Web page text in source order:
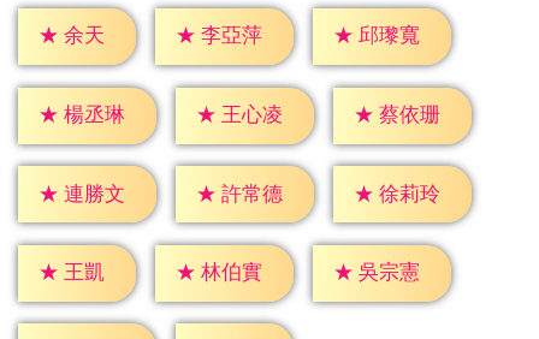
★ 余天 ★ 李亞萍 ★ 邱瓈寬
★ 楊丞琳 ★ 王心凌 ★ 蔡依珊
★ 連勝文 ★ 許常德 ★ 徐莉玲
★ 王凱 ★ 林伯實 ★ 吳宗憲